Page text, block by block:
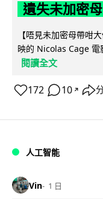
遺失未加密
【唔見未加密母帶咁
映的 Nicolas Cage
閱讀全文
172 10 ↗
人工智能
Vin 1 日